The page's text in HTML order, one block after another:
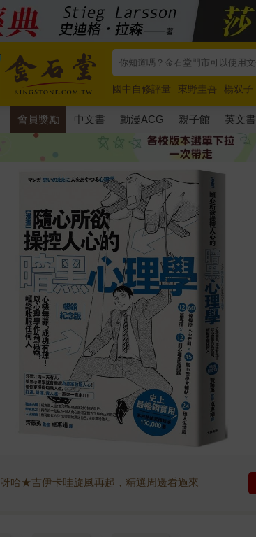
國中自修評量 東野圭吾 楊双子
唯紅花綻放
奧德賽 路邊攤新作
會員獎勵 中文書 動漫ACG 親子館 英文書
呀哈★吉伊卡哇旋風再起，精選周邊看過來